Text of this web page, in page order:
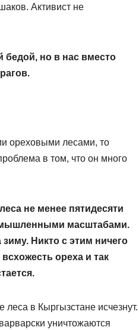
Активист не
бедой, но в нас вместо
ореховыми лесами, то
в том, что он много
не менее пятидесяти
масштабами.
Никто с этим ничего
ореха и так
леса в Кыргызстане исчезнут.
уничтожаются